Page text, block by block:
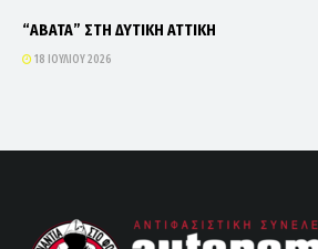
“ΑΒΑΤΑ” ΣΤΗ ΔΥΤΙΚΗ ΑΤΤΙΚΗ
18 ΙΟΥΛΊΟΥ 2026